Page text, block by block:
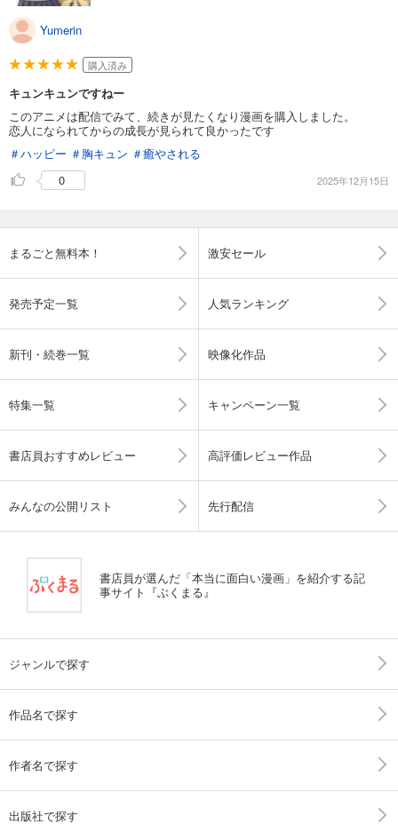
Yumerin
購入済み
キュンキュンですねー
このアニメは配信でみて、続きが見たくなり漫画を購入しました。
恋人になられてからの成長が見られて良かったです
＃ハッピー ＃胸キュン ＃癒やされる
0
2025年12月15日
まるごと無料本！ 激安セール
発売予定一覧 人気ランキング
新刊・続巻一覧 映像化作品
特集一覧 キャンペーン一覧
書店員おすすめレビュー 高評価レビュー作品
みんなの公開リスト 先行配信
書店員が選んだ「本当に面白い漫画」を紹介する記
事サイト『ぶくまる』
ジャンルで探す
作品名で探す
作者名で探す
出版社で探す